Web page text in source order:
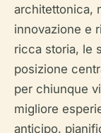
architettonica,
innovazione e
ricca storia, le
posizione
per chiunque
migliore
anticipo,